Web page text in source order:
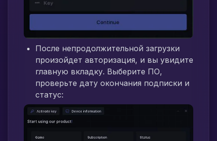
После непродолжительной загрузки
произойдет авторизация, и вы увидите
главную вкладку. Выберите ПО,
проверьте дату окончания подписки и
статус: